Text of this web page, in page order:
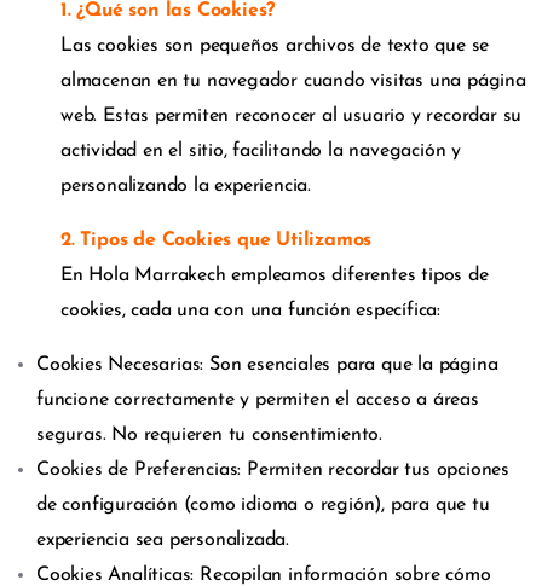
1. ¿Qué son las Cookies?
Las cookies son pequeños archivos de texto que se
almacenan en tu navegador cuando visitas una página
web. Estas permiten reconocer al usuario y recordar su
actividad en el sitio, facilitando la navegación y
personalizando la experiencia.
2. Tipos de Cookies que Utilizamos
En Hola Marrakech empleamos diferentes tipos de
cookies, cada una con una función específica:
Cookies Necesarias: Son esenciales para que la página
funcione correctamente y permiten el acceso a áreas
seguras. No requieren tu consentimiento.
Cookies de Preferencias: Permiten recordar tus opciones
de configuración (como idioma o región), para que tu
experiencia sea personalizada.
Cookies Analíticas: Recopilan información sobre cómo